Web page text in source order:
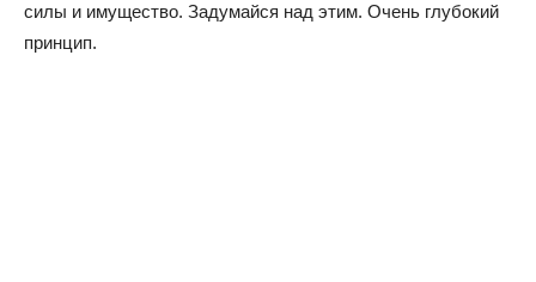
силы и имущество. Задумайся над этим. Очень глубокий
принцип.